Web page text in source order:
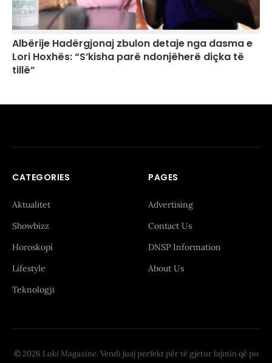
Albërije Hadërgjonaj zbulon detaje nga dasma e
Lori Hoxhës: “S’kisha parë ndonjëherë diçka të
tillë”
CATEGORIES
Aktualitet
Showbizz
Horoskopi
Lifestyle
Teknologji
PAGES
Advertising
Contact Us
DNSP Information
About Us
© 2026 Loki Magazine. Vendi juaj perfekt për të gjetur lajmin që po